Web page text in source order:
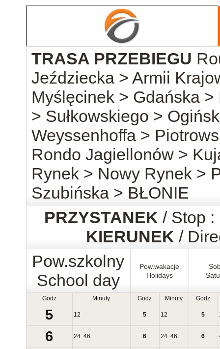
TRASA PRZEBIEGU
Jeździecka > Armii
Myślęcinek > Gdańska
> Sułkowskiego >
Weyssenhoffa >
Rondo Jagiellonów >
Rynek > Nowy Rynek >
Szubińska > BŁONIE
PRZYSTANEK / Stop :
KIERUNEK /
Pow.szkolny
School day
Pow.wakacje
Holidays
Godz Minuty Godz Minuty Godz
5 12 5 12 5
6 24 46 6 24 46 6